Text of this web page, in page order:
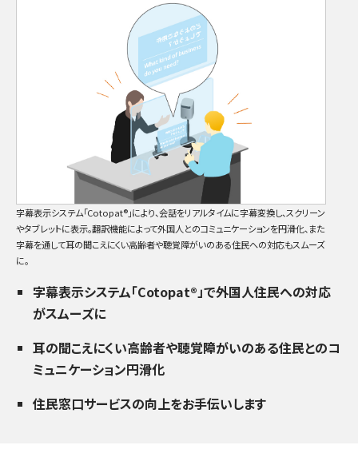
字幕表示システム「Cotopat®」により、会話をリアルタイムに字幕変換し、スクリーン
やタブレットに表示。翻訳機能によって外国人とのコミュニケーションを円滑化、また
字幕を通して耳の聞こえにくい高齢者や聴覚障がいのある住民への対応もスムーズ
に。
字幕表示システム「Cotopat®」で外国人住民への対応
がスムーズに
耳の聞こえにくい高齢者や聴覚障がいのある住民とのコ
ミュニケーション円滑化
住民窓口サービスの向上をお手伝いします